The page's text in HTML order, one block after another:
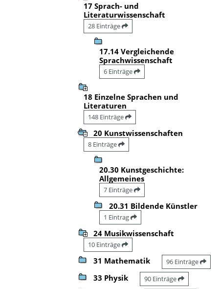
17 Sprach- und
Literaturwissenschaft
28 Einträge
17.14 Vergleichende
Sprachwissenschaft
6 Einträge
18 Einzelne Sprachen und
Literaturen
148 Einträge
20 Kunstwissenschaften
8 Einträge
20.30 Kunstgeschichte:
Allgemeines
7 Einträge
20.31 Bildende Künstler
1 Eintrag
24 Musikwissenschaft
10 Einträge
31 Mathematik 96 Einträge
33 Physik 90 Einträge